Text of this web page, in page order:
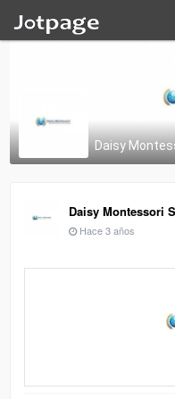
Daisy
Daisy Montessori
Hace 3 años